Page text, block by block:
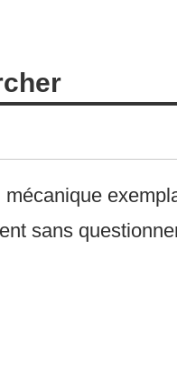
sans